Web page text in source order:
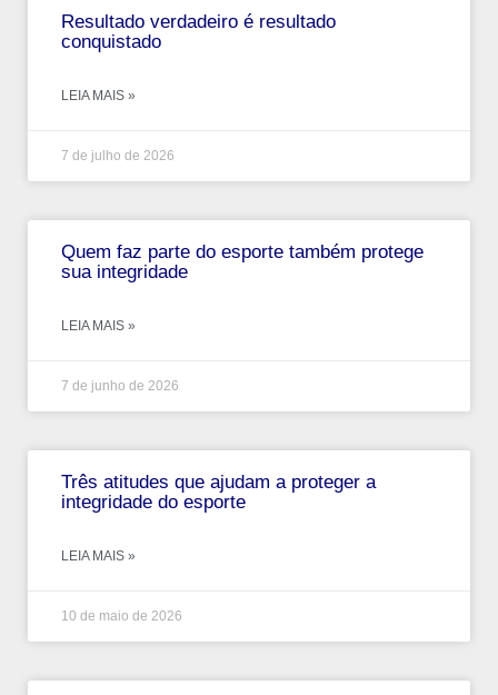
Resultado verdadeiro é resultado
conquistado
LEIA MAIS »
7 de julho de 2026
Quem faz parte do esporte também protege
sua integridade
LEIA MAIS »
7 de junho de 2026
Três atitudes que ajudam a proteger a
integridade do esporte
LEIA MAIS »
10 de maio de 2026